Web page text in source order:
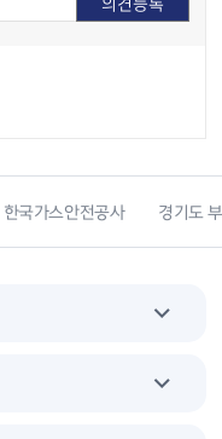
한국가스안전공사 경기도